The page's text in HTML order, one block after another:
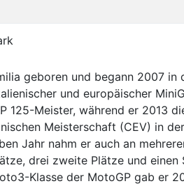
geboren und begann 2007 in
und europäischer
125-Meister, während er 2013
Meisterschaft (CEV) in
Jahr nahm er auch an
drei zweite Plätze und einen
Klasse der MotoGP gab er